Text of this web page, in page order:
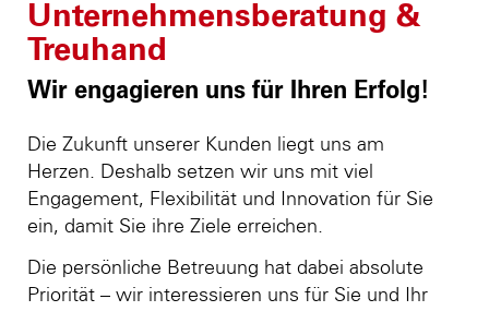
Unternehmensberatung &
Treuhand
Wir engagieren uns für Ihren Erfolg!
Die Zukunft unserer Kunden liegt uns am
Herzen. Deshalb setzen wir uns mit viel
Engagement, Flexibilität und Innovation für Sie
ein, damit Sie ihre Ziele erreichen.
Die persönliche Betreuung hat dabei absolute
Priorität – wir interessieren uns für Sie und Ihr